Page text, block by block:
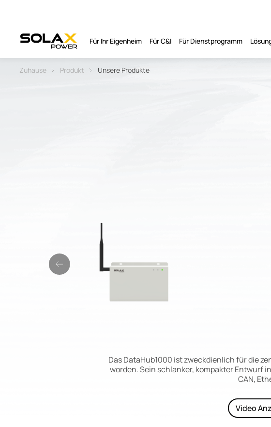
Für Ihr Eigenheim Für C&I Für Dienstprogramm
Zuhause Produkt Unsere Produkte
Das DataHub1000 ist zweckdienlich für die
worden. Sein schlanker, kompakter Entwurf
CAN,
Video